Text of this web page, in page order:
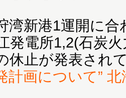
新港1運開に合
発電所1,2(石炭
休止が発表され
計画について”